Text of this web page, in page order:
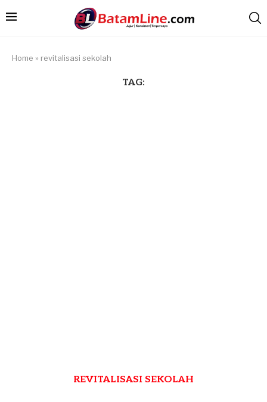
Home » revitalisasi sekolah
TAG:
REVITALISASI SEKOLAH